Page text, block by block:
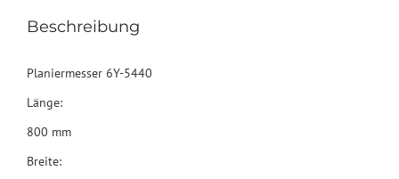
Beschreibung
Planiermesser 6Y-5440
Länge:
800 mm
Breite: